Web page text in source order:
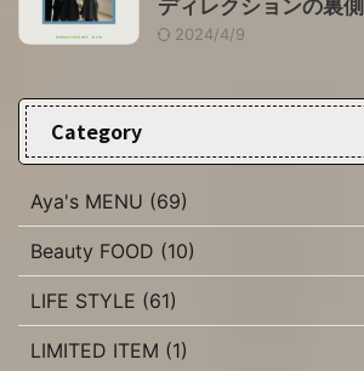
ディレクションの裏側
2024/4/9
Category
Aya's MENU (69)
Beauty FOOD (10)
LIFE STYLE (61)
LIMITED ITEM (1)